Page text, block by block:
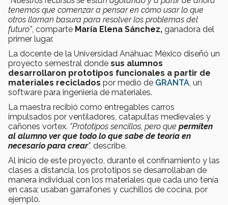
tenemos que comenzar a pensar en cómo usar lo que
otros llaman basura para resolver los problemas del
futuro", comparte María Elena Sánchez, ganadora del
primer lugar.
La docente de la Universidad Anáhuac México diseñó un
proyecto semestral donde sus alumnos
desarrollaron prototipos funcionales a partir de
materiales reciclados por medio de GRANTA, un
software para ingeniería de materiales.
La maestra recibió como entregables carros
impulsados por ventiladores, catapultas medievales y
cañones vortex. "Prototipos sencillos, pero que permiten
al alumno ver que todo lo que sabe de teoría en
necesario para crear", describe.
Al inicio de este proyecto, durante el confinamiento y las
clases a distancia, los prototipos se desarrollaban de
manera individual con los materiales que cada uno tenía
en casa; usaban garrafones y cuchillos de cocina, por
ejemplo.